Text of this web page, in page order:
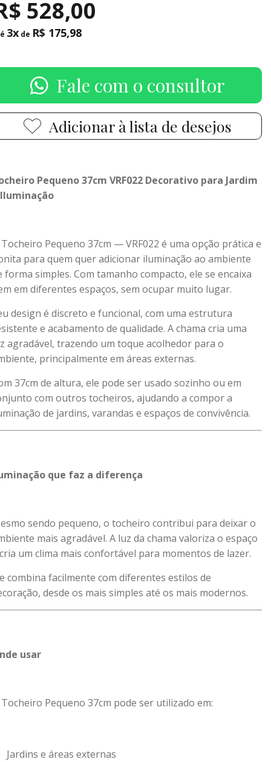
528,00
3x de R$ 175,98
Fale com o consultor
Adicionar à lista de desejos
Pequeno 37cm VRF022 Decorativo para Jardim
Pequeno 37cm — VRF022 é uma opção prática e
para quem quer adicionar iluminação ao ambiente
forma simples. Com tamanho compacto, ele se encaixa
em diferentes espaços, sem ocupar muito lugar.
design é discreto e funcional, com uma estrutura
e acabamento de qualidade. A chama cria uma
agradável, trazendo um toque acolhedor para o
principalmente em áreas externas.
37cm de altura, ele pode ser usado sozinho ou em
com outros tocheiros, ajudando a compor a
de jardins, varandas e espaços de convivência.
que faz a diferença
sendo pequeno, o tocheiro contribui para deixar o
mais agradável. A luz da chama valoriza o espaço
um clima mais confortável para momentos de lazer.
combina facilmente com diferentes estilos de
desde os mais simples até os mais modernos.
usar
Pequeno 37cm pode ser utilizado em:
Jardins e áreas externas